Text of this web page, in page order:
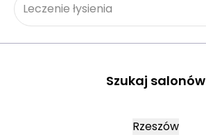
Leczenie łysienia
Szukaj salonów
Rzeszów